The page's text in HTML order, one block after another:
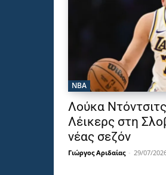
NBA
Λούκα
Λέικερς στη
νέας σεζόν
Γιώργος Αριδαίας - 29/07/